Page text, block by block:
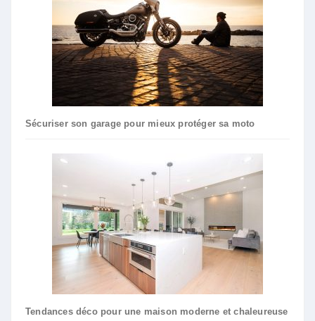
Sécuriser son garage pour mieux protéger sa moto
Tendances déco pour une maison moderne et chaleureuse